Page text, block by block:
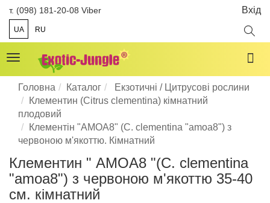
т. (098) 181-20-08 Viber
UA RU
Вхід
Toggle
navigation
Головна
Каталог
Екзотичні / Цитрусові рослини
Клементин (Citrus clementina) кімнатний
плодовий
Клементін "AMOA8" (C. clementina "amoa8") з
червоною м'якоттю. Кімнатний
Клементин " AMOA8 "(C. clementina
"amoa8") з червоною м'якоттю 35-40
см. кімнатний